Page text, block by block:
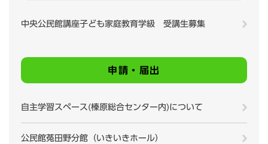
中央公民館講座子ども家庭教育学級 受講生募集
申請・届出
自主学習スペース(榛原総合センター内)について
公民館菟田野分館（いきいきホール）